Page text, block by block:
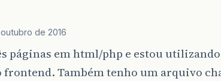
de 2016
páginas em html/php e estou
frontend. Também tenho um arquivo